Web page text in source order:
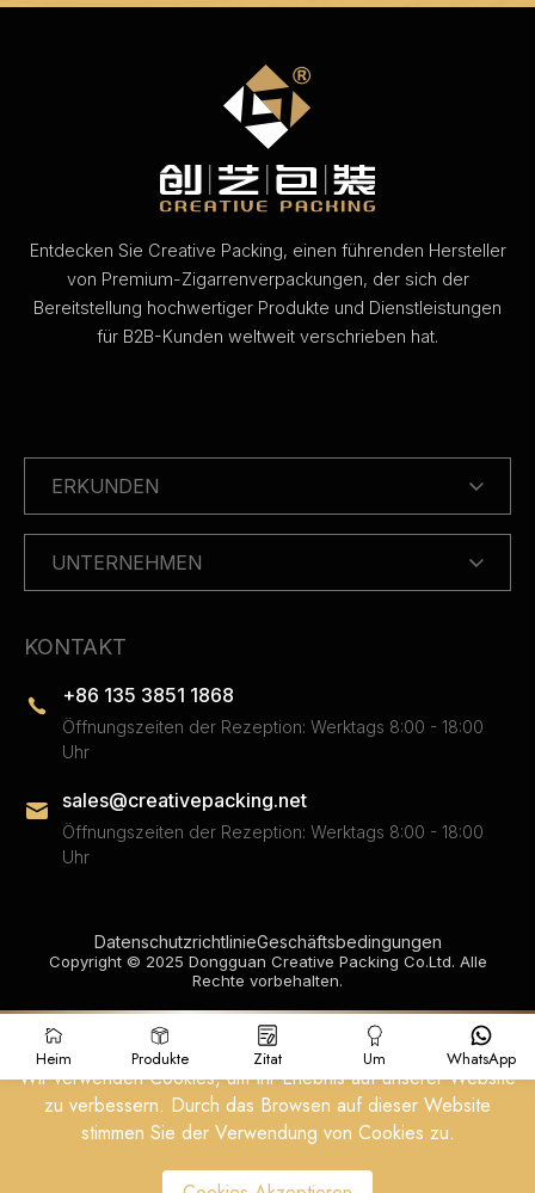
Entdecken Sie Creative Packing, einen führenden Hersteller
von Premium-Zigarrenverpackungen, der sich der
Bereitstellung hochwertiger Produkte und Dienstleistungen
für B2B-Kunden weltweit verschrieben hat.
ERKUNDEN
UNTERNEHMEN
KONTAKT
+86 135 3851 1868
Öffnungszeiten der Rezeption: Werktags 8:00 - 18:00
Uhr
sales@creativepacking.net
Öffnungszeiten der Rezeption: Werktags 8:00 - 18:00
Uhr
Copyright © 2025 Dongguan Creative Packing Co.Ltd. Alle
Rechte vorbehalten.
DatenschutzrichtlinieGeschäftsbedingungen
Heim Produkte Zitat Um WhatsApp
Wir verwenden Cookies, um Ihr Erlebnis auf unserer Website
zu verbessern. Durch das Browsen auf dieser Website
stimmen Sie der Verwendung von Cookies zu.